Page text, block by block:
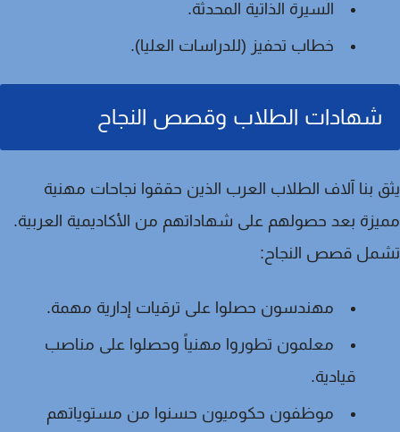
السيرة الذاتية المحدثة.
خطاب تحفيز (للدراسات العليا).
شهادات الطلاب وقصص النجاح
بناآلاف الطلاب العرب الذين حققوا نجاحات مهنية
بعد حصولهم على شهاداتهم من الأكاديمية العربية.
قصص النجاح:
مهندسون حصلوا على ترقيات إدارية مهمة.
معلمون تطوروا مهنياً وحصلوا على مناصب
قيادية.
موظفون حكوميون حسنوا من مستوياتهم